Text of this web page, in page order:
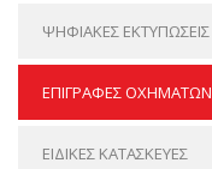
ΨΗΦΙΑΚΕΣ ΕΚΤΥΠΩΣΕΙΣ
ΕΠΙΓΡΑΦΕΣ ΟΧΗΜΑΤΩΝ
ΕΙΔΙΚΕΣ ΚΑΤΑΣΚΕΥΕΣ